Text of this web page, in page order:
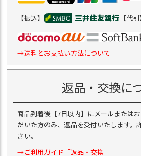
【振込】 【代
→送料とお支払い方法について
返品・交換に
商品到着後【7日以内】にメールまたは
だいた方のみ、返品を受付いたします。
さい。
→ご利用ガイド「返品・交換」